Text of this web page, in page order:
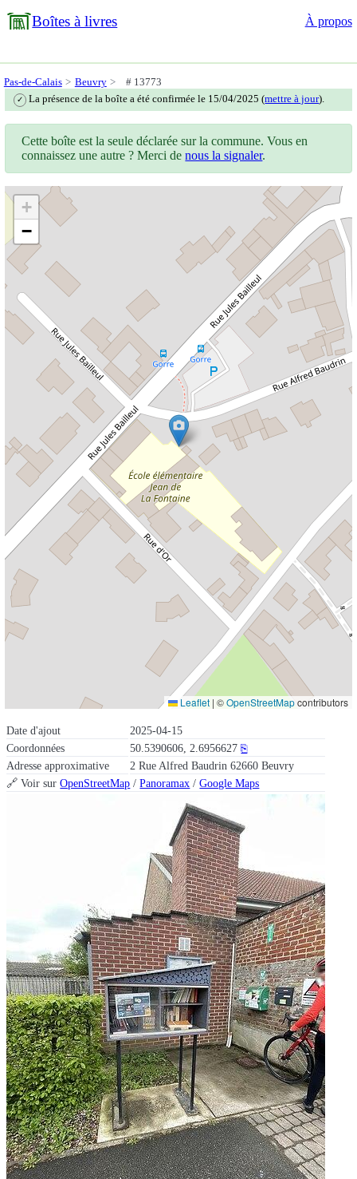
Boîtes à livres À propos
Pas-de-Calais Beuvry # 13773
✓ La présence de la boîte a été confirmée le 15/04/2025 (mettre à jour).
Date d'ajout
2025-04-15
Coordonnées
50.5390606, 2.6956627 ⎘
Adresse approximative
2 Rue Alfred Baudrin 62660 Beuvry
🔗 Voir surOpenStreetMap /Panoramax /Google Maps
Cette boîte est la seule déclarée sur la commune. Vous en
connaissez une autre ? Merci denous la signaler.
+
−
Leaflet | ©OpenStreetMapcontributors